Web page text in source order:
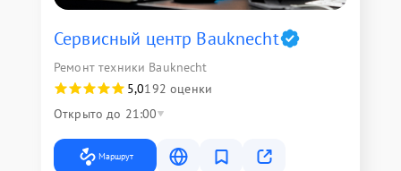
Сервисный центр Bauknecht
Ремонт техники Bauknecht
5,0192 оценки
Открыто до 21:00
Маршрут